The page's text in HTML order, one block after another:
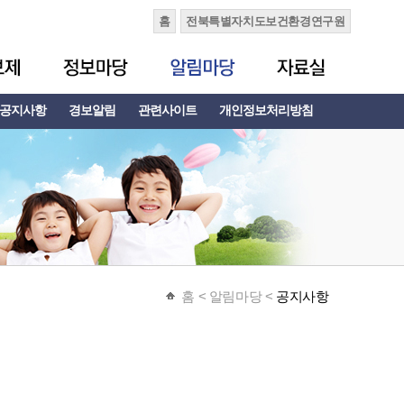
홈 전북특별자치도보건환경연구원
지사항 경보알림 관련사이트 개인정보처리방침
홈 < 알림마당 < 공지사항